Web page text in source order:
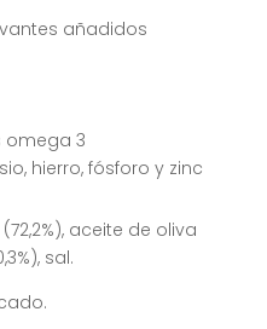
añadidos
omega 3
hierro, fósforo y zinc
aceite de oliva
sal.